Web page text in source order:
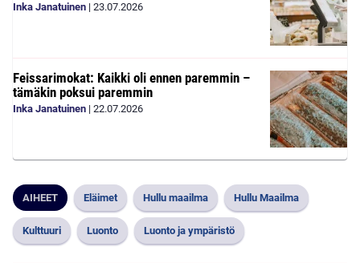
Inka Janatuinen | 23.07.2026
Feissarimokat: Kaikki oli ennen paremmin –
tämäkin poksui paremmin
Inka Janatuinen | 22.07.2026
AIHEET Eläimet Hullu maailma Hullu Maailma
Kulttuuri Luonto Luonto ja ympäristö